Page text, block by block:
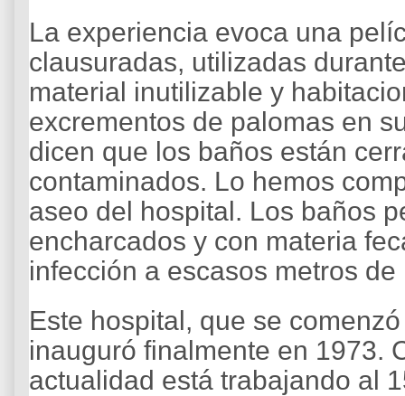
La experiencia evoca una
clausuradas, utilizadas
material inutilizable y
excrementos de palomas en
dicen que los baños están
contaminados. Lo hemos
aseo del hospital. Los baños
encharcados y con materia
infección a escasos metros
Este hospital, que se
inauguró finalmente en 1973.
actualidad está trabajando al